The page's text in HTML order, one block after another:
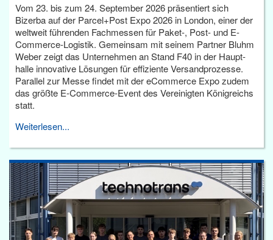
Vom 23. bis zum 24. September 2026 präsentiert sich
Bizerba auf der Parcel+Post Expo 2026 in London, einer der
weltweit führenden Fachmessen für Paket-, Post- und E-
Commerce-Logistik. Gemeinsam mit seinem Partner Bluhm
Weber zeigt das Unternehmen an Stand F40 in der Haupt­
halle innovative Lösungen für effiziente Versandprozesse.
Parallel zur Messe findet mit der eCommerce Expo zudem
das größte E-Commerce-Event des Vereinigten Königreichs
statt.
Weiterlesen...